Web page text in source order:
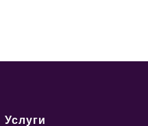
Услуги